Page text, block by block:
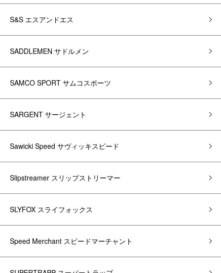
S&S エスアンドエス
SADDLEMEN サドルメン
SAMCO SPORT サムコスポーツ
SARGENT サージェント
Sawicki Speed サヴィッキスピード
Slipstreamer スリップストリーマー
SLYFOX スライフォックス
Speed Merchant スピードマーチャント